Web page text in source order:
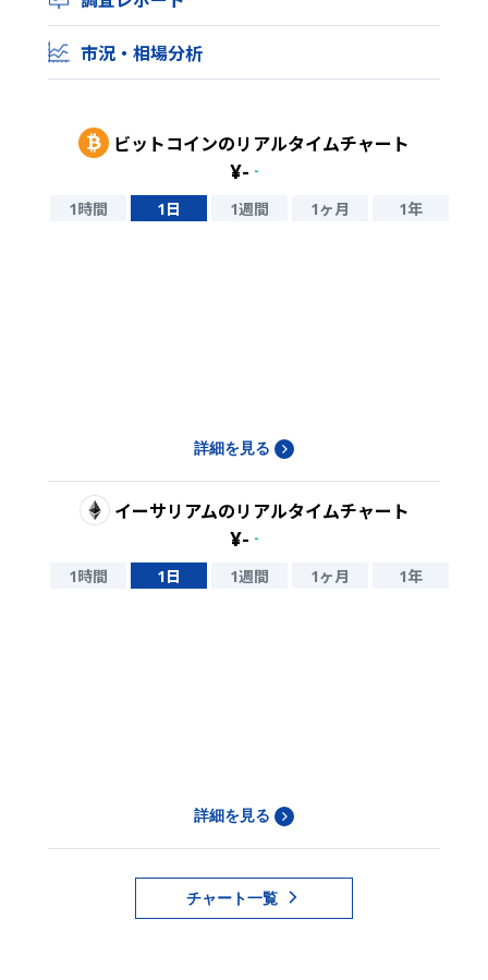
市況・相場分析
ビットコインのリアルタイムチャート
¥- -
1時間 1日 1週間 1ヶ月 1年
詳細を見る
イーサリアムのリアルタイムチャート
¥- -
1時間 1日 1週間 1ヶ月 1年
詳細を見る
チャート一覧